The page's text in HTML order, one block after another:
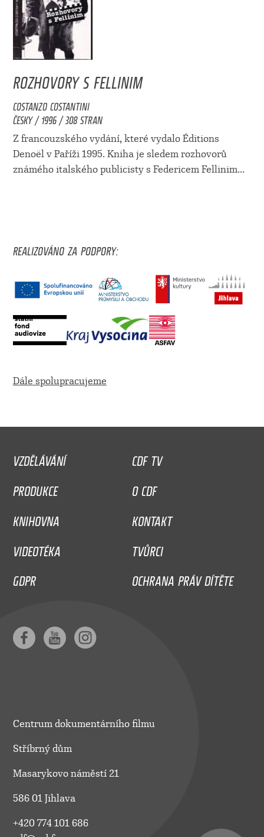
ROZHOVORY S FELLINIM
COSTANZO COSTANTINI
ČESKY / 1996 / 308 STRAN
Z francouzského vydání, které vydalo Éditions
Denoël v Paříži 1995. Kniha je sledem rozhovorů
známého italského publicisty s Federicem Fellinim...
REALIZOVÁNO ZA PODPORY:
Dále spolupracujeme
VZDĚLÁVÁNÍ
CDF TV
PRODUKCE
O CDF
KNIHOVNA
KONTAKT
VIDEOTÉKA
TVŮRCI
GDPR
OCHRANA PRÁV DÍTĚTE
Centrum dokumentárního filmu
Stříbrný dům
Masarykovo náměstí 21
586 01 Jihlava
+420 774 101 686